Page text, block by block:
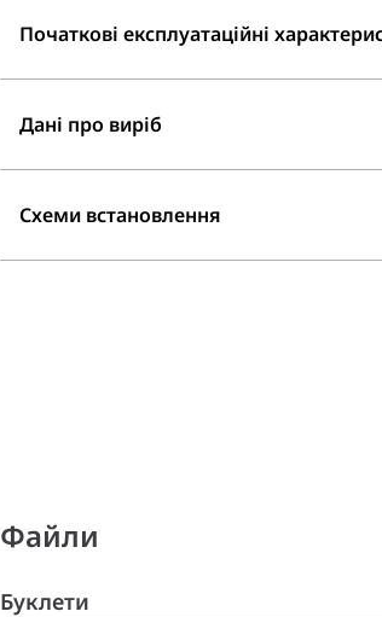
Початкові експлуатаційні
Дані про виріб
Схеми встановлення
Файли
Буклети